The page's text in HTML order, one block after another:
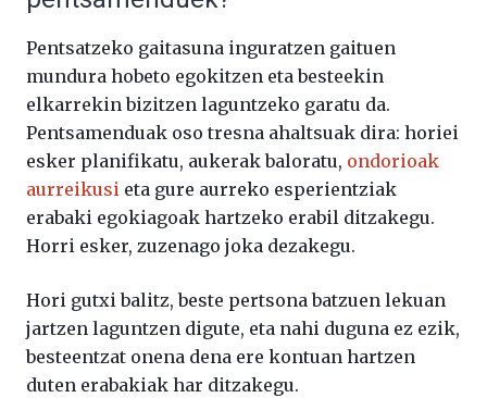
Pentsatzeko gaitasuna inguratzen gaituen
mundura hobeto egokitzen eta besteekin
elkarrekin bizitzen laguntzeko garatu da.
Pentsamenduak oso tresna ahaltsuak dira: horiei
esker planifikatu, aukerak baloratu, ondorioak
aurreikusi eta gure aurreko esperientziak
erabaki egokiagoak hartzeko erabil ditzakegu.
Horri esker, zuzenago joka dezakegu.
Hori gutxi balitz, beste pertsona batzuen lekuan
jartzen laguntzen digute, eta nahi duguna ez ezik,
besteentzat onena dena ere kontuan hartzen
duten erabakiak har ditzakegu.